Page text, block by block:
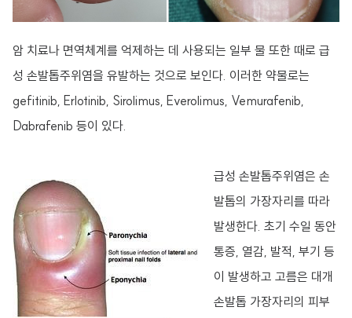
암 치료나 면역체계를 억제하는 데 사용되는 일부 물 또한 때로 급
성 손발톱주위염을 유발하는 것으로 보인다. 이러한 약물로는
gefitinib, Erlotinib, Sirolimus, Everolimus, Vemurafenib,
Dabrafenib 등이 있다.
급성 손발톱주위염은 손
발톱의 가장자리를 따라
발생한다. 초기 수일 동안
통증, 열감, 발적, 부기 등
이 발생하고 고름은 대개
손발톱 가장자리의 피부